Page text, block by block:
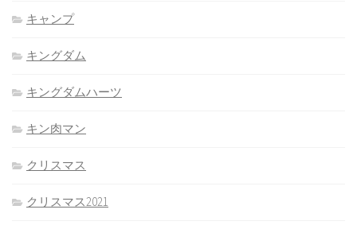
キャンプ
キングダム
キングダムハーツ
キン肉マン
クリスマス
クリスマス2021